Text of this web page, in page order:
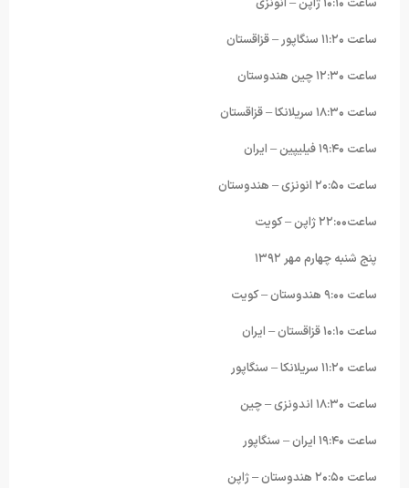
ساعت ١١:٢۰ سنگاپور – قزاقستان
ساعت ١٢:٣۰ چین هندوستان
ساعت ١٨:٣۰ سریلانکا – قزاقستان
ساعت ١٩:۴۰ فیلیپین – ایران
ساعت ٢۰:۵۰ انونزی – هندوستان
ساعت٢٢:۰۰ ژاپن – کویت
پنج شنبه چهارم مهر ١٣٩٢
ساعت ٩:۰۰ هندوستان – کویت
ساعت ١۰:١۰ قزاقستان – ایران
ساعت ١١:٢۰ سریلانکا – سنگاپور
ساعت ١٨:٣۰ اندونزی – چین
ساعت ١٩:۴۰ ایران – سنگاپور
ساعت ٢۰:۵۰ هندوستان – ژاپن